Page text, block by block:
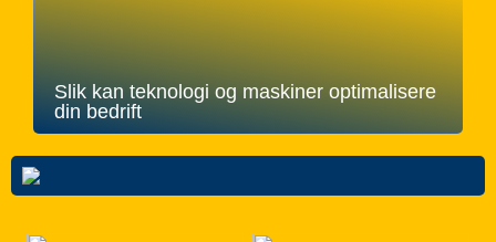
Slik kan teknologi og maskiner optimalisere
din bedrift